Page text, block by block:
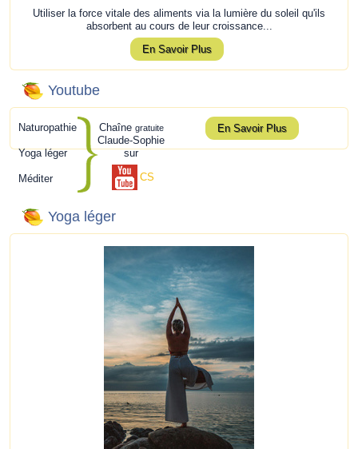
Utiliser la force vitale des aliments via la lumière du soleil qu'ils
absorbent au cours de leur croissance...
En Savoir Plus
Youtube
Naturopathie
Yoga léger
Méditer
Chaîne gratuite
Claude-Sophie
sur
CS
En Savoir Plus
Yoga léger